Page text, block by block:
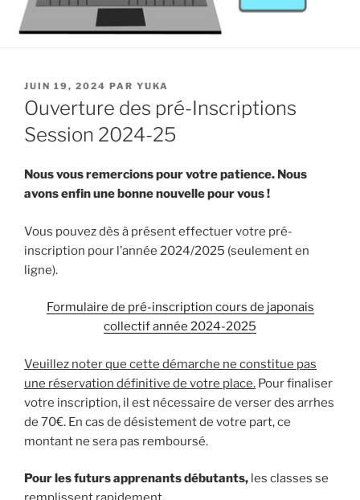
PUBLIÉ
LE
JUIN 19, 2024 PAR YUKA
Ouverture des pré-Inscriptions
Session 2024-25
Nous vous remercions pour votre patience. Nous
avons enfin une bonne nouvelle pour vous !
Vous pouvez dès à présent effectuer votre pré-
inscription pour l’année 2024/2025 (seulement en
ligne).
Formulaire de pré-inscription cours de japonais
collectif année 2024-2025
Veuillez noter que cette démarche ne constitue pas
une réservation définitive de votre place. Pour finaliser
votre inscription, il est nécessaire de verser des arrhes
de 70€. En cas de désistement de votre part, ce
montant ne sera pas remboursé.
Pour les futurs apprenants débutants, les classes se